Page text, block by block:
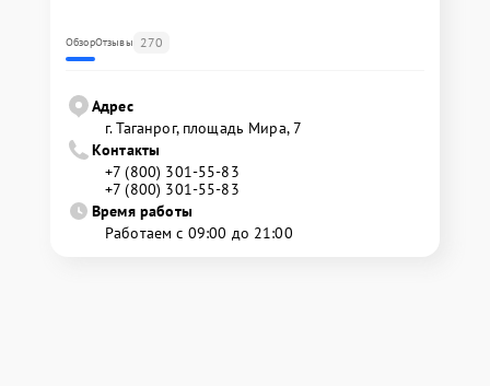
ОбзорОтзывы 270
Адрес
г. Таганрог, площадь Мира, 7
Контакты
+7 (800) 301-55-83
+7 (800) 301-55-83
Время работы
Работаем с 09:00 до 21:00